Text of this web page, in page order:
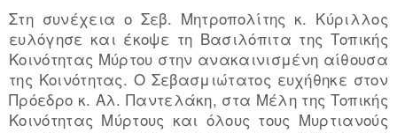
Στη συνέχεια ο Σεβ. Μητροπολίτης κ. Κύριλλος
ευλόγησε και έκοψε τη Βασιλόπιτα της Τοπικής
Κοινότητας Μύρτου στην ανακαινισμένη αίθουσα
της Κοινότητας. Ο Σεβασμιώτατος ευχήθηκε στον
Πρόεδρο κ. Αλ. Παντελάκη, στα Μέλη της Τοπικής
Κοινότητας Μύρτους και όλους τους Μυρτιανούς